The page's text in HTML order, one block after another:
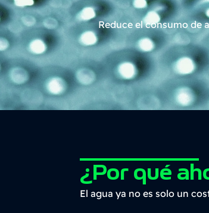
Reduce el consumo de
¿Por qué
El agua ya no es solo un